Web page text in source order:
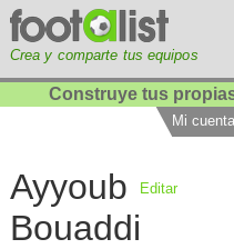
Crea y comparte tus equipos
Construye tus
Mi cuenta
Ayyoub
Bouaddi
Editar